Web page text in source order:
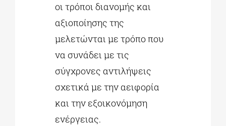
οι τρόποι διανομής και
αξιοποίησης της
μελετώνται με τρόπο που
να συνάδει με τις
σύγχρονες αντιλήψεις
σχετικά με την αειφορία
και την εξοικονόμηση
ενέργειας.